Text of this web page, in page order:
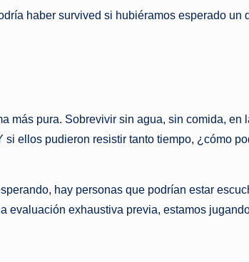
haber survived si hubiéramos esperado un
más pura. Sobrevivir sin agua, sin comida, en
ellos pudieron resistir tanto tiempo, ¿cómo
hay personas que podrían estar
evaluación exhaustiva previa, estamos